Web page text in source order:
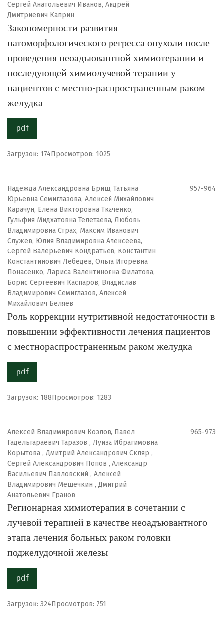
Сергей Анатольевич Иванов, Андрей
Дмитриевич Каприн
Закономерности развития
патоморфологического регресса опухоли после
проведения неоадъювантной химиотерапии и
последующей химиолучевой терапии у
пациентов с местно-распространенным раком
желудка
pdf
Загрузок: 174Просмотров: 1025
Надежда Александровна Бриш, Татьяна
Юрьевна Семиглазова, Алексей Михайлович
Карачун, Елена Викторовна Ткаченко,
Гульфия Мидхатовна Телетаева, Любовь
Владимировна Страх, Максим Иванович
Служев, Юлия Владимировна Алексеева,
Сергей Валерьевич Кондратьев, Константин
Константинович Лебедев, Ольга Игоревна
Понасенко, Лариса Валентиновна Филатова,
Борис Сергеевич Каспаров, Владислав
Владимирович Семиглазов, Алексей
Михайлович Беляев
957-964
Роль коррекции нутритивной недостаточности в
повышении эффективности лечения пациентов
с местнораспространенным раком желудка
pdf
Загрузок: 188Просмотров: 1283
Алексей Владимирович Козлов, Павел
Гадельгараевич Таразов , Луиза Ибрагимовна
Корытова , Дмитрий Александрович Скляр ,
Сергей Александрович Попов , Александр
Васильевич Павловский , Алексей
Владимирович Мешечкин , Дмитрий
Анатольевич Гранов
965-973
Регионарная химиотерапия в сочетании с
лучевой терапией в качестве неоадъювантного
этапа лечения больных раком головки
поджелудочной железы
pdf
Загрузок: 324Просмотров: 751